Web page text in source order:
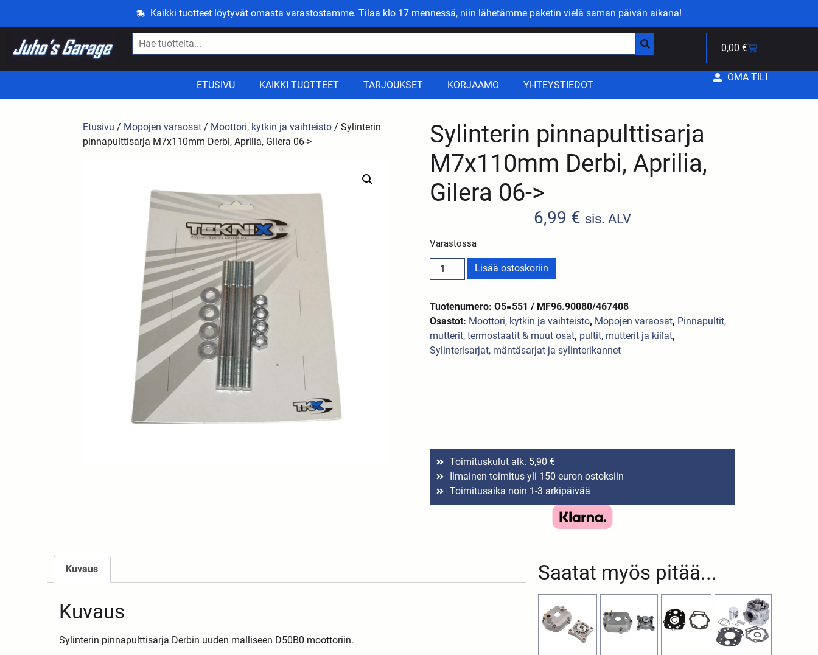
Kaikki tuotteet löytyvät omasta varastostamme. Tilaa klo 17 mennessä, niin lähetämme paketin vielä saman päivän aikana!
0,00 €
ETUSIVU KAIKKI TUOTTEET TARJOUKSET KORJAAMO YHTEYSTIEDOT
OMA TILI
Etusivu / Mopojen varaosat / Moottori, kytkin ja vaihteisto / Sylinterin
pinnapulttisarja M7x110mm Derbi, Aprilia, Gilera 06->
Sylinterin pinnapulttisarja
M7x110mm Derbi, Aprilia,
Gilera 06->
6,99 € sis. ALV
Varastossa
Lisää ostoskoriin
Tuotenumero: O5=551 / MF96.90080/467408
Osastot: Moottori, kytkin ja vaihteisto, Mopojen varaosat, Pinnapultit,
mutterit, termostaatit & muut osat, pultit, mutterit ja kiilat,
Sylinterisarjat, mäntäsarjat ja sylinterikannet
Toimituskulut alk. 5,90 €
Ilmainen toimitus yli 150 euron ostoksiin
Toimitusaika noin 1-3 arkipäivää
Saatat myös pitää...
Kuvaus
Kuvaus
Sylinterin pinnapulttisarja Derbin uuden malliseen D50B0 moottoriin.